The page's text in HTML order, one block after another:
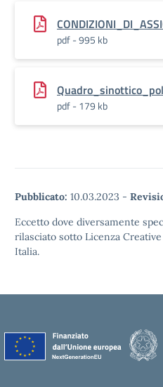
pdf - 995 kb
pdf - 179 kb
Pubblicato: 10.03.2023 -
Eccetto dove diversamente
rilasciato sotto Licenza
Italia.